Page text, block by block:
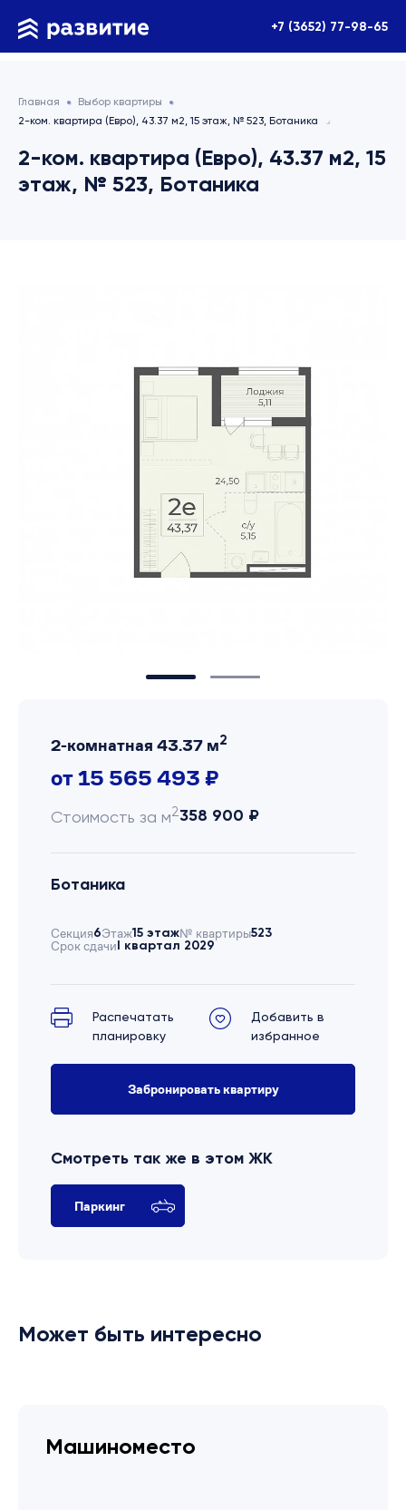
+7 (3652) 77-98-65
Главная
Выбор квартиры
2-ком. квартира (Евро), 43.37 м2, 15 этаж, № 523, Ботаника
2-ком. квартира (Евро), 43.37 м2, 15
этаж, № 523, Ботаника
2-комнатная 43.37 м2
от 15 565 493 ₽
Стоимость за м2358 900 ₽
Ботаника
Секция6Этаж15 этаж№ квартиры523
Срок сдачиI квартал 2029
Распечатать
планировку
Добавить в
избранное
Забронировать квартиру
Смотреть так же в этом ЖК
Паркинг
Может быть интересно
Машиноместо